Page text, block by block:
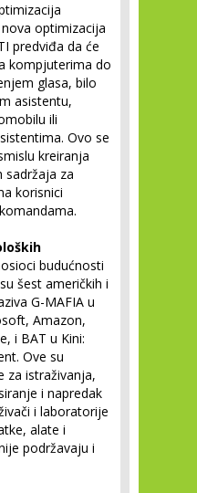
optimizacija
predviđa da će
kompjuterima do
glasa, bilo
asistentu,
ili
Ovo se
kreiranja
sadržaja za
korisnici
budućnosti
šest američkih i
G-MAFIA u
Amazon,
i BAT u Kini:
Ove su
za istraživanja,
i napredak
i laboratorije
alate i
podržavaju i